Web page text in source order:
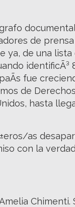
de
ya, de una lista
identificÃ³
fue
de
hasta
as
con la
Chimenti.